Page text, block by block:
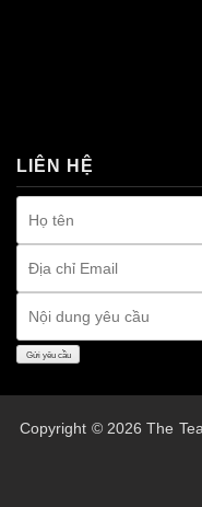
LIÊN HỆ
Copyright © 2026 The